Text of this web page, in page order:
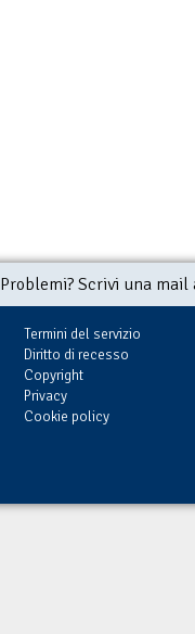
Problemi? Scrivi una
Termini del servizio
Diritto di recesso
Copyright
Privacy
Cookie policy